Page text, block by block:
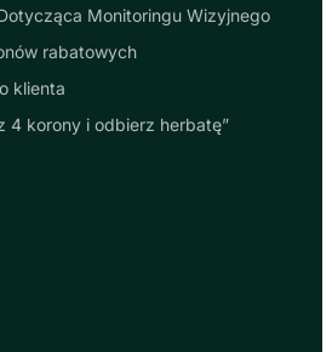
Monitoringu Wizyjnego
rabatowych
klienta
4 korony i odbierz herbatę”